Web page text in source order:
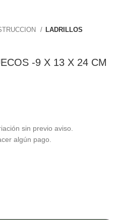
LADRILLOS
-9 X 13 X 24 CM
sin previo aviso.
algún pago.